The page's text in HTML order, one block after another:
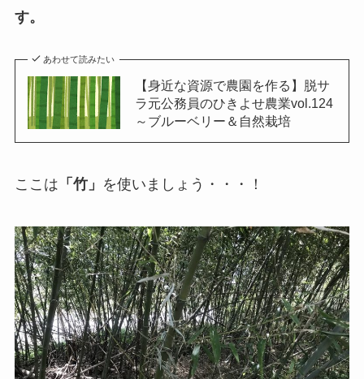
す。
あわせて読みたい
【身近な資源で農園を作る】脱サ
ラ元公務員のひきよせ農業vol.124
～ブルーベリー＆自然栽培
ここは 「竹」 を使いましょう・・・！